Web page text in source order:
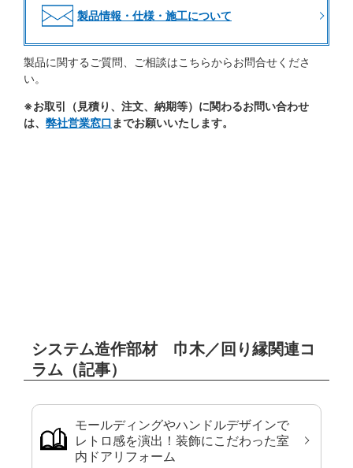
製品情報・仕様・施工について
製品に関するご質問、ご相談はこちらからお問合せくださ
い。
※お取引（見積り、注文、納期等）に関わるお問い合わせ
は、 弊社営業窓口 までお願いいたします。
システム造作部材 巾木／回り縁関連コ
ラム（記事）
モールディングやハンドルデザインで
レトロ感を演出！装飾にこだわった室
内ドアリフォーム